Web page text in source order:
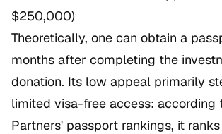
$250,000)
Theoretically, one can obtain a
months after completing the
donation. Its low appeal primarily
limited visa-free access: according
Partners' passport rankings, it